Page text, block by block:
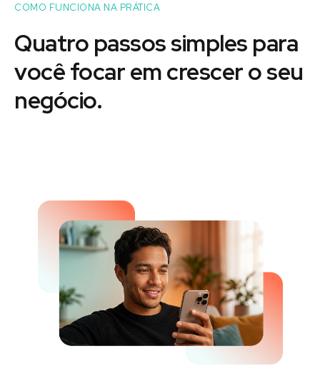
COMO FUNCIONA NA PRÁTICA
Quatro passos simples para
vocêfocarem crescer o seu
negócio.